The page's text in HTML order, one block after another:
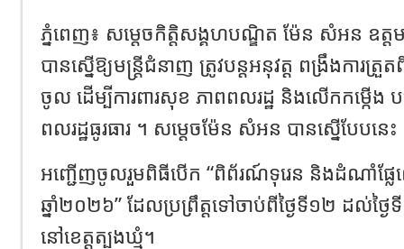
ភ្នំពេញ៖ សម្តេចកិត្តិសង្គហបណ្ឌិត ម៉ែន សំអន ឧត្តម
បានស្នើឱ្យមន្ដ្រីជំនាញ ត្រូវបន្ដអនុវត្ដ ពង្រឹងកា
ចូល ដើម្បីការពារសុខ ភាពពលរដ្ឋ និងលើកកម្កើង
ពលរដ្ឋធូរធារ ។ សម្ដេចម៉ែន សំអន បានស្នើបែបន
អញ្ជើញចូលរួមពិធីបើក “ពិព័រណ៍ទុរេន និងដំណាំផ្លែឈ
ឆ្នាំ២០២៦” ដែលប្រព្រឹត្តទៅចាប់ពីថ្ងៃទី១២ ដល់ថ្ង
នៅខេត្តត្បូងឃ្មុំ។